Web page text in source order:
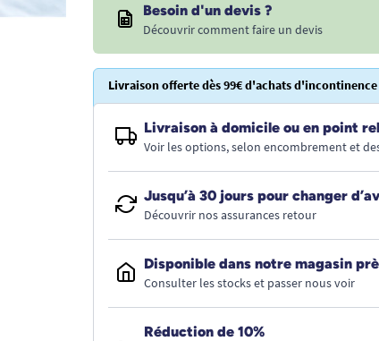
Besoin d'un devis ?
Découvrir comment faire un devis
Livraison offerte dès 99€ d'achats d'incontinence
Livraison à domicile ou en point
Voir les options, selon encombrement et
Jusqu’à 30 jours pour changer
Découvrir nos assurances retour
Disponible dans notre magasin
Consulter les stocks et passer nous voir
Réduction de 10%